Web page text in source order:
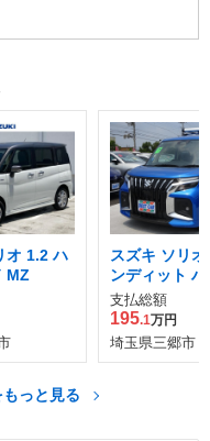
オ 1.2 ハ
MZ
スズキ ソリ
ンディット
ッド MV
支払総額
195.1万円
埼玉県三郷市
っと見る